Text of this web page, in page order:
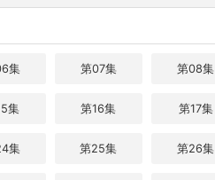
集 第07集 第08集
集 第16集 第17集
集 第25集 第26集